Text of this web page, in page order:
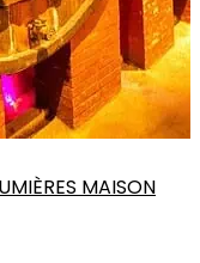
MAISON